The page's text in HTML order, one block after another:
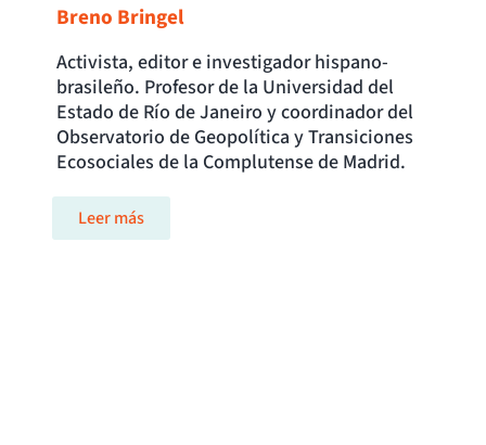
Breno Bringel
Activista, editor e investigador hispano-
brasileño. Profesor de la Universidad del
Estado de Río de Janeiro y coordinador del
Observatorio de Geopolítica y Transiciones
Ecosociales de la Complutense de Madrid.
Leer más